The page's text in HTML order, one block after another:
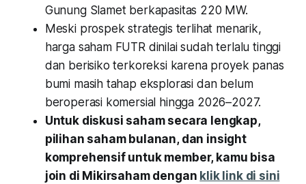
Gunung Slamet berkapasitas 220 MW.
Meski prospek strategis terlihat menarik,
harga saham FUTR dinilai sudah terlalu tinggi
dan berisiko terkoreksi karena proyek panas
bumi masih tahap eksplorasi dan belum
beroperasi komersial hingga 2026–2027.
Untuk diskusi saham secara lengkap,
pilihan saham bulanan, dan insight
komprehensif untuk member, kamu bisa
join di Mikirsaham dengan klik link di sini